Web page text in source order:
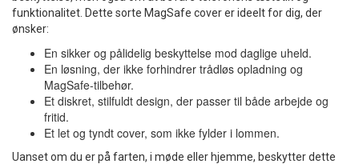
funktionalitet. Dette sorte MagSafe cover er ideelt for dig, der
ønsker:
En sikker og pålidelig beskyttelse mod daglige uheld.
En løsning, der ikke forhindrer trådløs opladning og
MagSafe-tilbehør.
Et diskret, stilfuldt design, der passer til både arbejde og
fritid.
Et let og tyndt cover, som ikke fylder i lommen.
Uanset om du er på farten, i møde eller hjemme, beskytter dette